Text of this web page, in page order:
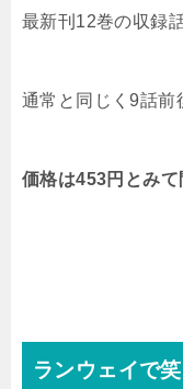
最新刊12巻の収録
通常と同じく9話前
価格は453円とみて
ランウェイで